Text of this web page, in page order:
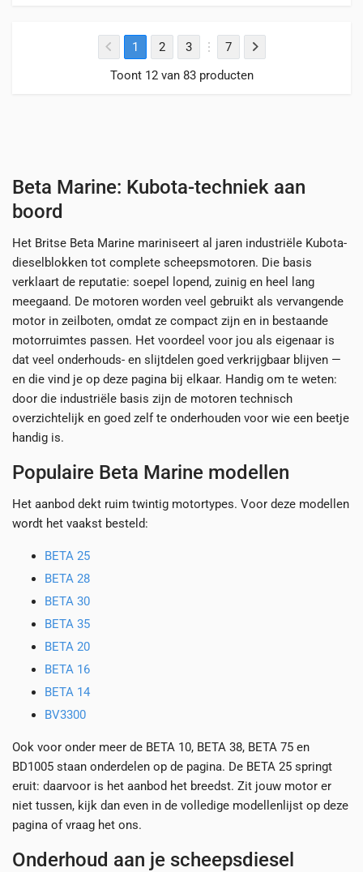
1 2 3
7
Toont 12 van 83 producten
Beta Marine: Kubota-techniek aan
boord
Het Britse Beta Marine mariniseert al jaren industriële Kubota-
dieselblokken tot complete scheepsmotoren. Die basis
verklaart de reputatie: soepel lopend, zuinig en heel lang
meegaand. De motoren worden veel gebruikt als vervangende
motor in zeilboten, omdat ze compact zijn en in bestaande
motorruimtes passen. Het voordeel voor jou als eigenaar is
dat veel onderhouds- en slijtdelen goed verkrijgbaar blijven —
en die vind je op deze pagina bij elkaar. Handig om te weten:
door die industriële basis zijn de motoren technisch
overzichtelijk en goed zelf te onderhouden voor wie een beetje
handig is.
Populaire Beta Marine modellen
Het aanbod dekt ruim twintig motortypes. Voor deze modellen
wordt het vaakst besteld:
BETA 25
BETA 28
BETA 30
BETA 35
BETA 20
BETA 16
BETA 14
BV3300
Ook voor onder meer de BETA 10, BETA 38, BETA 75 en
BD1005 staan onderdelen op de pagina. De BETA 25 springt
eruit: daarvoor is het aanbod het breedst. Zit jouw motor er
niet tussen, kijk dan even in de volledige modellenlijst op deze
pagina of vraag het ons.
Onderhoud aan je scheepsdiesel